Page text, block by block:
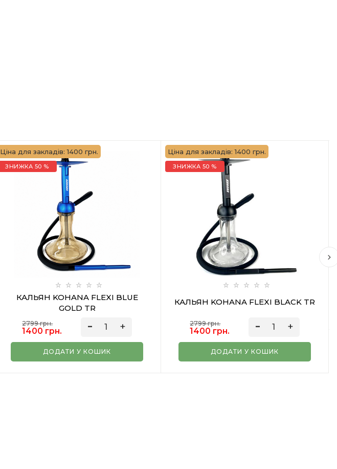
Ціна для закладів: 1400 грн.
ЗНИЖКА 50 %
КАЛЬЯН KOHANA FLEXI BLUE
GOLD TR
2799 грн.
1400 грн.
ДОДАТИ У КОШИК
Ціна для закладів: 1400 грн.
ЗНИЖКА 50 %
КАЛЬЯН KOHANA FLEXI BLACK TR
2799 грн.
1400 грн.
ДОДАТИ У КОШИК